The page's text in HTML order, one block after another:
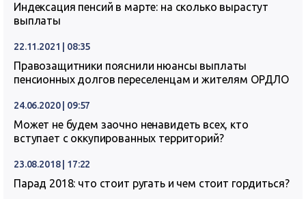
Индексация пенсий в марте: на сколько вырастут
выплаты
22.11.2021 | 08:35
Правозащитники пояснили нюансы выплаты
пенсионных долгов переселенцам и жителям ОРДЛО
24.06.2020 | 09:57
Может не будем заочно ненавидеть всех, кто
вступает с оккупированных территорий?
23.08.2018 | 17:22
Парад 2018: что стоит ругать и чем стоит гордиться?